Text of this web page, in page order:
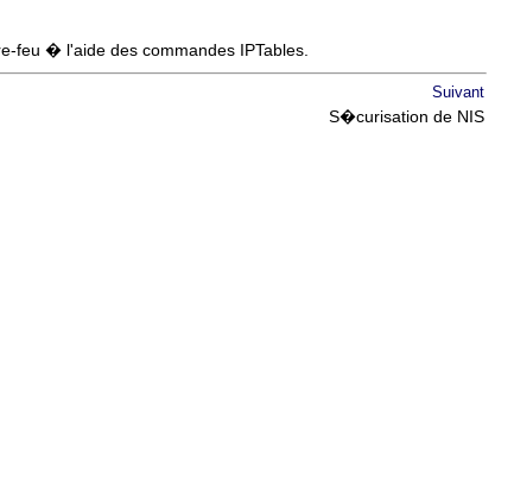
feu � l'aide des commandes IPTables.
Suivant
S�curisation de NIS